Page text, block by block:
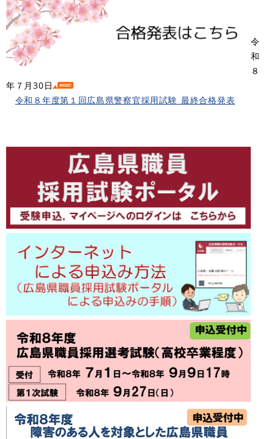
令
和
８
年７月30日
令和８年度第１回広島県警察官採用試験_最終合格発表